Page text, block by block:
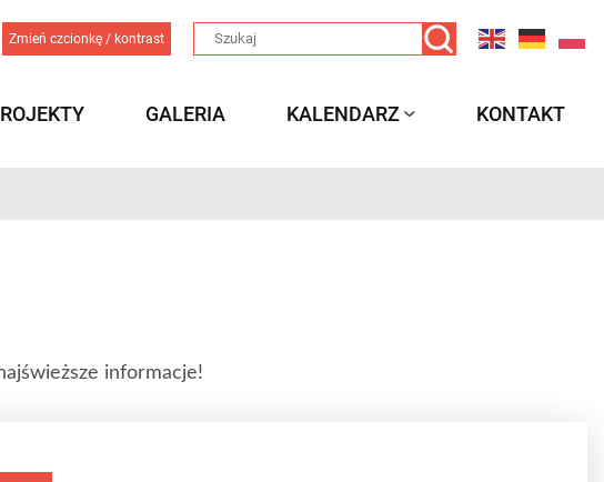
Zmień czcionkę / kontrast
GALERIA KALENDARZ KONTAKT
informacje!